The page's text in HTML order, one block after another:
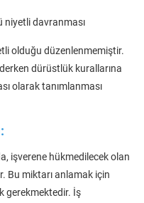
niyetli davranması
olduğu düzenlenmemiştir.
dürüstlük kurallarına
olarak tanımlanması
işverene hükmedilecek olan
Bu miktarı anlamak için
gerekmektedir. İş